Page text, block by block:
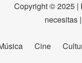
Copyright © 2025 |
necesitas |
Cine